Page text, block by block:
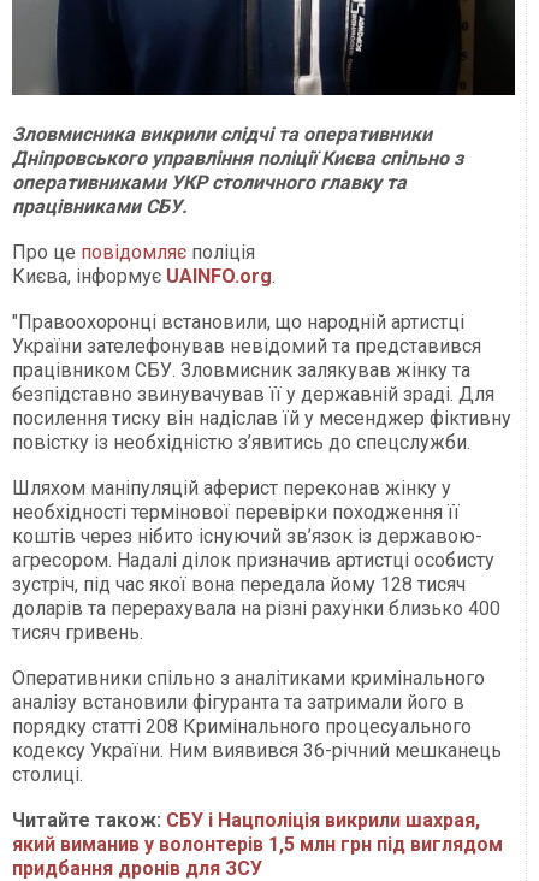
Зловмисника викрили слідчі та оперативники
Дніпровського управління поліції Києва спільно з
оперативниками УКР столичного главку та
працівниками СБУ.
Про це повідомляє поліція
Києва, інформує UAINFO.org.
"Правоохоронці встановили, що народній артистці
України зателефонував невідомий та представився
працівником СБУ. Зловмисник залякував жінку та
безпідставно звинувачував її у державній зраді. Для
посилення тиску він надіслав їй у месенджер фіктивну
повістку із необхідністю з’явитись до спецслужби.
Шляхом маніпуляцій аферист переконав жінку у
необхідності термінової перевірки походження її
коштів через нібито існуючий зв’язок із державою-
агресором. Надалі ділок призначив артистці особисту
зустріч, під час якої вона передала йому 128 тисяч
доларів та перерахувала на різні рахунки близько 400
тисяч гривень.
Оперативники спільно з аналітиками кримінального
аналізу встановили фігуранта та затримали його в
порядку статті 208 Кримінального процесуального
кодексу України. Ним виявився 36-річний мешканець
столиці.
Читайте також: СБУ і Нацполіція викрили шахрая,
який виманив у волонтерів 1,5 млн грн під виглядом
придбання дронів для ЗСУ